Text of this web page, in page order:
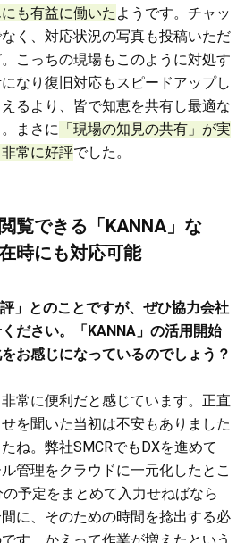
も有益に働いた ようです。チャッ
く、対応状況の写真も投稿いただ
こっちの現場もこのように対処す
なり復旧対応もスピードアップし
るより、皆で知恵を共有し最適な
まさに 「現場の知見の共有」が実
常に好評でした。
覧できる「KANNA」な
時にも対応可能
」とのことですが、ぜひ協力会社
ださい。「KANNA」の活用開始
お感じになっているのでしょう？
常に便利だと感じています。正直
を聞いた当初は不安もありました
ね。弊社SMCRでもDXを進めて
管理をクラウドに一元化したとこ
予定をまとめて入力せねばなら
に、そのための時間を捻出する必